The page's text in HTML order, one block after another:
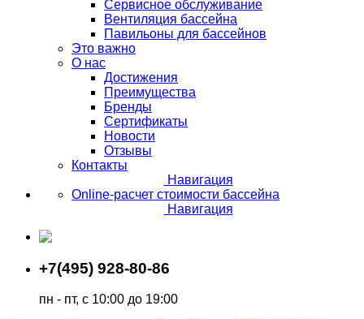
Сервисное обслуживание
Вентиляция бассейна
Павильоны для бассейнов
Это важно
О нас
Достижения
Преимущества
Бренды
Сертификаты
Новости
Отзывы
Контакты
Навигация
Online-расчет стоимости бассейна
Навигация
+7(495) 928-80-86
пн - пт, с 10:00 до 19:00